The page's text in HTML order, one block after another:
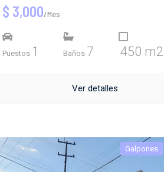
$ 3,000/Mes
Puestos 1 Baños 7 450 m2
Ver detalles
Galpones